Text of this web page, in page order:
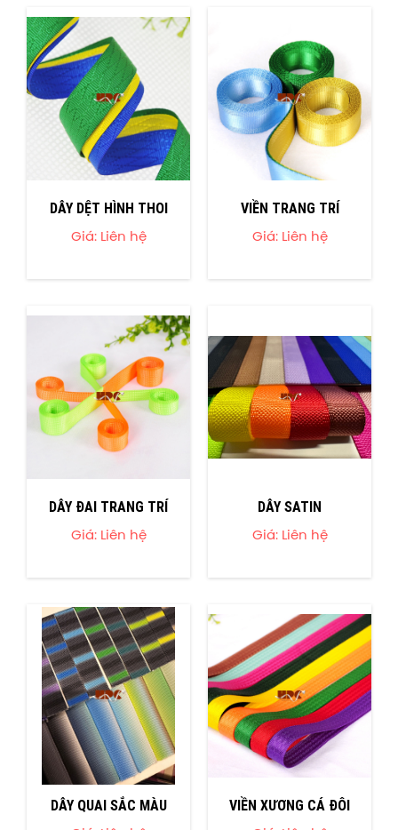
DÂY DỆT HÌNH THOI
Giá: Liên hệ
VIỀN TRANG TRÍ
Giá: Liên hệ
DÂY ĐAI TRANG TRÍ
Giá: Liên hệ
DÂY SATIN
Giá: Liên hệ
DÂY QUAI SẮC MÀU VIỀN XƯƠNG CÁ ĐÔI